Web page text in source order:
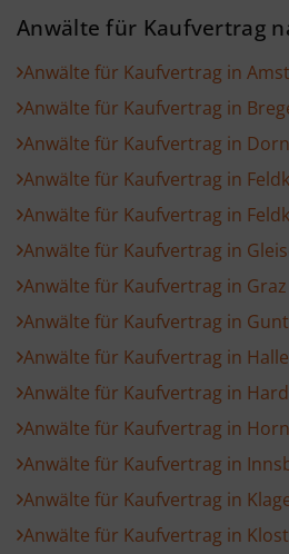
Anwälte für Kaufvertrag
Anwälte für Kaufvertrag in
Anwälte für Kaufvertrag in
Anwälte für Kaufvertrag in
Anwälte für Kaufvertrag in
Anwälte für Kaufvertrag in
Anwälte für Kaufvertrag in
Anwälte für Kaufvertrag in Graz
Anwälte für Kaufvertrag in
Anwälte für Kaufvertrag in
Anwälte für Kaufvertrag in Hard
Anwälte für Kaufvertrag in Horn
Anwälte für Kaufvertrag in
Anwälte für Kaufvertrag in
Anwälte für Kaufvertrag in